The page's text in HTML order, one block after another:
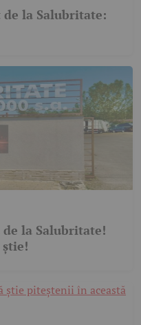
la Salubritate:
la Salubritate!